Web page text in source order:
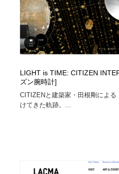
LIGHT is TIME: CITIZEN
ズン腕時計]
CITIZENと建築家・田根剛によ
けてきた軌跡。...